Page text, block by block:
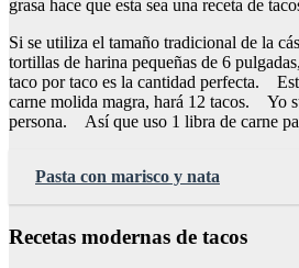
grasa hace que esta sea una receta de
Si se utiliza el tamaño tradicional de la
tortillas de harina pequeñas de 6
taco por taco es la cantidad perfecta.
carne molida magra, hará 12 tacos. Yo
persona. Así que uso 1 libra de carne
Pasta con marisco y nata
Recetas modernas de tacos